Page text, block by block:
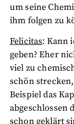
um seine
ihm folgen zu
Felicitas: Kann
geben? Eher
viel zu
schön
Beispiel das
abgeschlossen
schon geklärt